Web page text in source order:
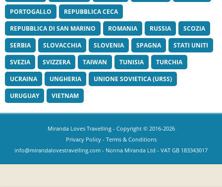
PORTOGALLO
REPUBBLICA CECA
REPUBBLICA DI SAN MARINO
ROMANIA RUSSIA
SCOZIA
SERBIA
SLOVACCHIA SLOVENIA SPAGNA
STATI UNITI
SVEZIA
SVIZZERA TAIWAN TUNISIA
TURCHIA
UCRAINA
UNGHERIA
UNIONE SOVIETICA (URSS)
URUGUAY
VIETNAM
Miranda Loves Travelling- Copyright © 2016-2026
Privacy Policy- Terms & Conditions
info@mirandalovestravelling.com - Nonna Miranda Ltd - VAT GB 183343017